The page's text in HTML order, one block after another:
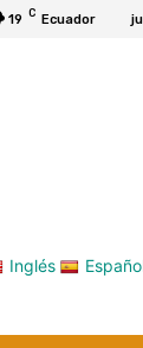
19 C Ecuador
Inglés